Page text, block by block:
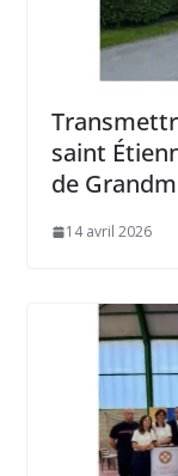
saint
de
14 avril 2026